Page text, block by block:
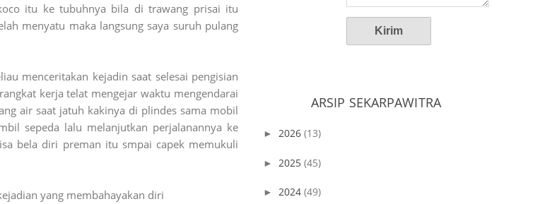
itu ke tubuhnya bila di trawang prisai itu
menyatu maka langsung saya suruh pulang
menceritakan kejadin saat selesai pengisian
kerja telat mengejar waktu mengendarai
air saat jatuh kakinya di plindes sama mobil
sepeda lalu melanjutkan perjalanannya ke
bela diri preman itu smpai capek memukuli
yang membahayakan diri
ARSIP SEKARPAWITRA
► 2026 (13)
► 2025 (45)
► 2024 (49)